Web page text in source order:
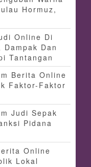
Hormuz,
Online Di
Dan
Tantangan
Berita Online
Faktor-Faktor
Judi Sepak
Pidana
Online
Lokal